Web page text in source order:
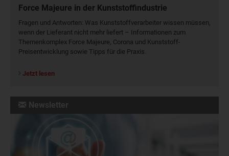
Force Majeure in der Kunststoffindustrie
Fragen und Antworten: Was Kunst­stoff­verarbeiter wissen müssen,
wenn der Lieferant nicht mehr liefert – Informationen zum
Themenkomplex Force Majeure, Corona und Kunststoff-
Preisentwicklung sowie Tipps für die Praxis.
Jetzt lesen
Newsletter